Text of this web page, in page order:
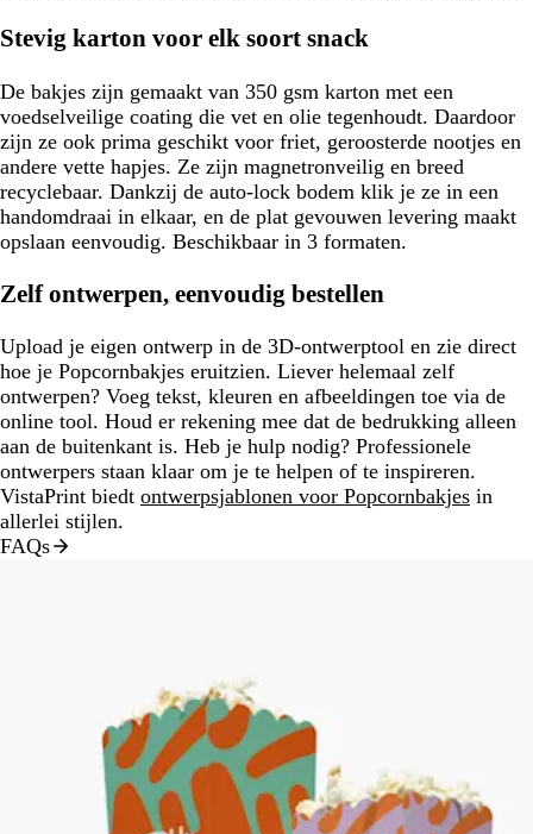
Stevig karton voor elk soort snack
De bakjes zijn gemaakt van 350 gsm karton met een
voedselveilige coating die vet en olie tegenhoudt. Daardoor
zijn ze ook prima geschikt voor friet, geroosterde nootjes en
andere vette hapjes. Ze zijn magnetronveilig en breed
recyclebaar. Dankzij de auto-lock bodem klik je ze in een
handomdraai in elkaar, en de plat gevouwen levering maakt
opslaan eenvoudig. Beschikbaar in 3 formaten.
Zelf ontwerpen, eenvoudig bestellen
Upload je eigen ontwerp in de 3D-ontwerptool en zie direct
hoe je Popcornbakjes eruitzien. Liever helemaal zelf
ontwerpen? Voeg tekst, kleuren en afbeeldingen toe via de
online tool. Houd er rekening mee dat de bedrukking alleen
aan de buitenkant is. Heb je hulp nodig? Professionele
ontwerpers staan klaar om je te helpen of te inspireren.
VistaPrint biedt ontwerpsjablonen voor Popcornbakjes in
allerlei stijlen.
FAQs